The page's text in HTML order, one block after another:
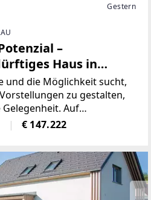
Gestern
–
Haus in
855 m²
und die Möglichkeit sucht,
zu gestalten,
Auf
mit ca. 855 m²
€ 147.222